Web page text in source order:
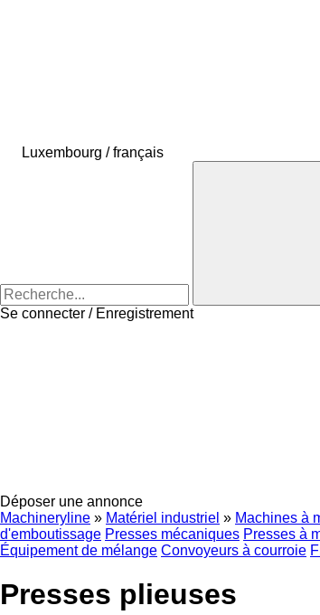
Luxembourg / français
Se connecter / Enregistrement
Déposer une annonce
Machineryline » Matériel industriel » Machines à
d'emboutissage Presses mécaniques Presses à
Équipement de mélange Convoyeurs à courroie
Presses plieuses